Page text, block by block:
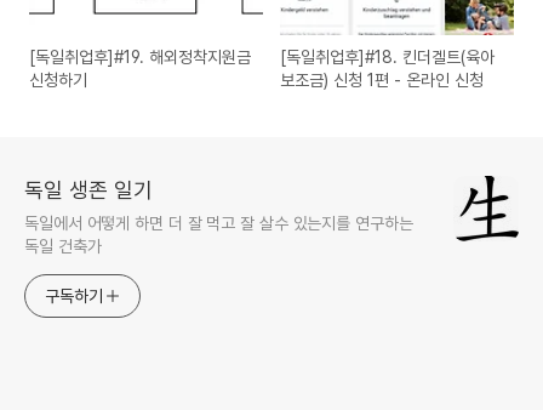
[독일취업후]#19. 해외정착지원금
신청하기
[독일취업후]#18. 킨더겔트(육아
보조금) 신청 1편 - 온라인 신청
독일 생존 일기
독일에서 어떻게 하면 더 잘 먹고 잘 살수 있는지를 연구하는
독일 건축가
구독하기